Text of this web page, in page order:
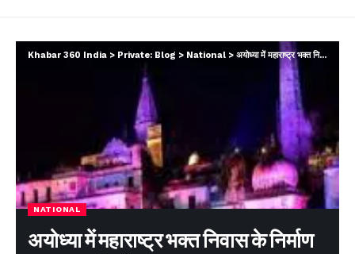
Khabar 360 India > Private: Blog > National > अयोध्या में महाराष्ट्र भक्त निवास के निर्माण का हुआ श्रीगणेश
NATIONAL
अयोध्या में महाराष्ट्र भक्त निवास के निर्माण